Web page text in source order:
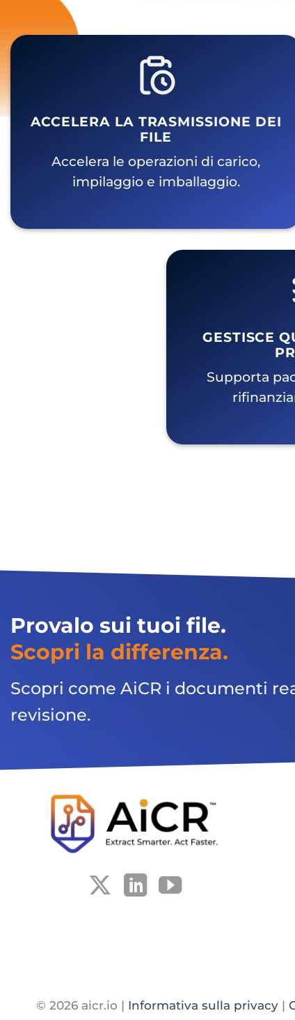
ACCELERA LA TRASMISSIONE DEI
FILE
Accelera le operazioni di carico,
impilaggio e imballaggio.
GESTISCE
Supporta
Provalo sui tuoi file.
Scopri la differenza.
Scopri come AiCR i documenti
revisione.
© 2026 aicr.io | Informativa sulla privacy |